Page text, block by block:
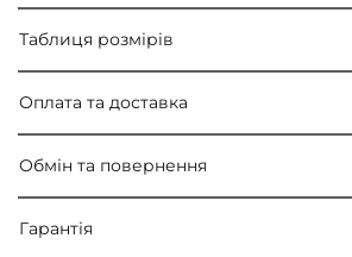
Таблиця розмірів
Оплата та доставка
Обмін та повернення
Гарантія